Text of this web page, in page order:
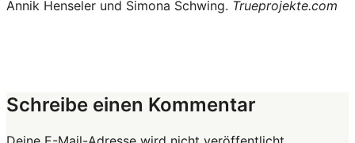
Annik Henseler und Simona Schwing. Trueprojekte.com
Schreibe einen Kommentar